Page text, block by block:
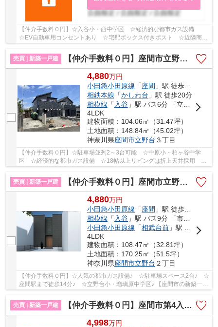
【仲介手数料０円】☆入谷小・西中学区 ☆経済的な都市ガス設備
☆EV自動車用コンセントあり ☆宅配ボックス付きポスト ☆近隣商業
売買 | 新築一戸建
【仲介手数料０円】座間市立野台3丁目 新築一戸建て 2号棟 全2棟
4,880万円
小田急小田原線 「座間 」駅 徒歩17分
相鉄本線 「かしわ台 」駅 徒歩20分
相模線 「 入谷」駅 バス6分 「立野台」 停歩6分
4LDK
建物面積：104.06㎡（31.47坪）
土地面積：148.84㎡（45.02坪）
神奈川県座間市立野台 ３丁目
【仲介手数料０円】☆駐車場並列2～3台可能 ☆中原小・柏ヶ谷中学
区 ☆経済的な都市ガス設備 ☆18帖以上リビングは折上天井採用 ☆
売買 | 新築一戸建
【仲介手数料０円】座間市立野台2丁目 新築一戸建て
4,880万円
小田急小田原線 「座間 」駅 徒歩14分
相模線 「 入谷」駅 バス9分 「市営住宅前（座間市）」 停歩4分
小田急小田原線 「相武台前」駅 徒歩25分
4LDK
建物面積：108.47㎡（32.81坪）
土地面積：170.25㎡（51.5坪）
神奈川県座間市立野台 ２丁目
【仲介手数料０円】☆人気の都市ガス設備♪ ☆駐車場スペース2台♪ ☆
座間駅まで徒歩14分♪ ☆立野台小・瑠璃原中学区♪ 【座間市の新築一戸
売買 | 新築一戸建
【仲介手数料０円】座間市第4入谷東 新築一戸建て
4,998万円